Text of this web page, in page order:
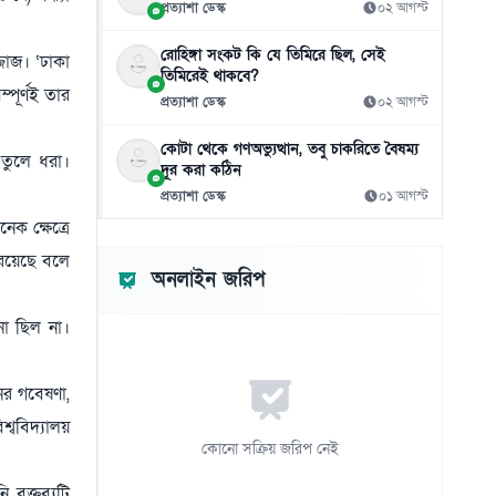
‘ঢাকা
তার
ধরা।
ক্ষেত্রে
বলে
ছিল না।
গবেষণা,
যেভাবে সাশ্রয় করবেন
১১ দেশের ৪ বিভাগে ভারী বৃষ্টিপাতের সতর্কতা
০৬ আগস্ট
১২
বাংলাদেশি কর্মীদের আকামা নিয়ে বড় সুখবর দিল
সৌদি সরকার
০৬ আগস্ট
০৬ আগস্ট
মানবতাবিরোধী অপরাধে ১৬ জনের মৃত্যুদণ্ড, ১১
০৬ আগস্ট
প্রত্যাশা ডেস্ক ০২ আগস্ট
রোহিঙ্গা সংকট কি যে তিমিরে ছিল, সেই
তিমিরেই থাকবে?
প্রত্যাশা ডেস্ক ০২ আগস্ট
কোটা থেকে গণঅভ্যুত্থান, তবু চাকরিতে বৈষম্য
দূর করা কঠিন
প্রত্যাশা ডেস্ক ০১ আগস্ট
অনলাইন জরিপ
কোনো সক্রিয় জরিপ নেই